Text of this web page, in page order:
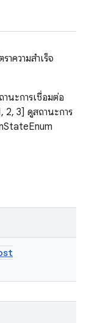
ความสำเร็จ
นะการเชื่อมต่อ
2, 3] ดูสถานะการ